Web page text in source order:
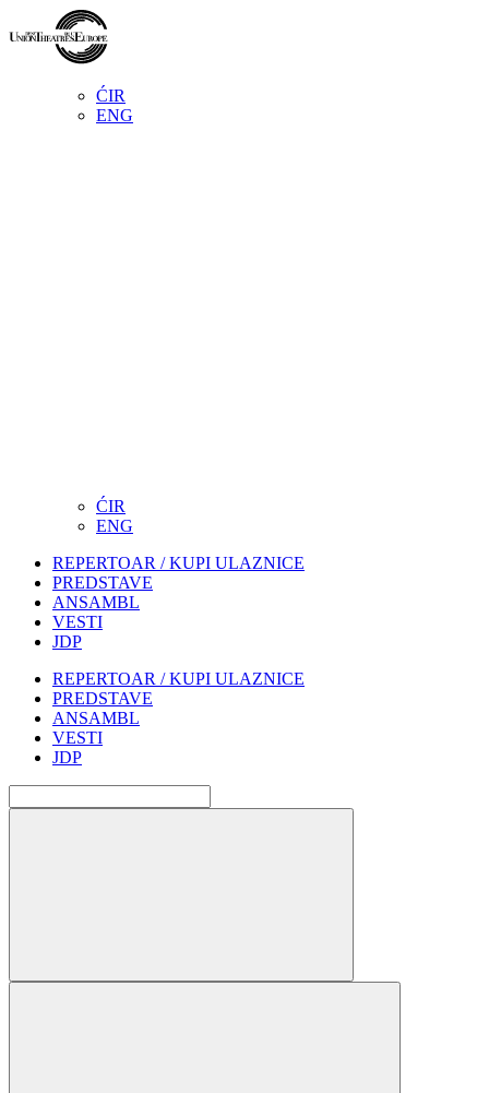
ĆIR
ENG
ĆIR
ENG
REPERTOAR / KUPI ULAZNICE
PREDSTAVE
ANSAMBL
VESTI
JDP
REPERTOAR / KUPI ULAZNICE
PREDSTAVE
ANSAMBL
VESTI
JDP